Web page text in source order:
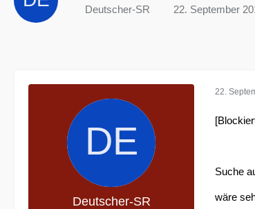
Deutscher-SR 22. September
Deutscher-SR
22.
Suche
wäre